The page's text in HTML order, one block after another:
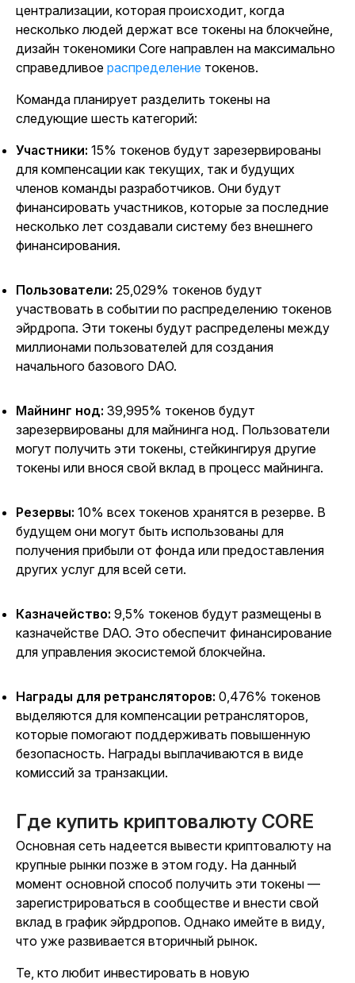
централизации, которая происходит, когда
несколько людей держат все токены на блокчейне,
дизайн токеномики Core направлен на максимально
справедливое распределение токенов.
Команда планирует разделить токены на
следующие шесть категорий:
Участники: 15% токенов будут зарезервированы
для компенсации как текущих, так и будущих
членов команды разработчиков. Они будут
финансировать участников, которые за последние
несколько лет создавали систему без внешнего
финансирования.
Пользователи: 25,029% токенов будут
участвовать в событии по распределению токенов
эйрдропа. Эти токены будут распределены между
миллионами пользователей для создания
начального базового DAO.
Майнинг нод: 39,995% токенов будут
зарезервированы для майнинга нод. Пользователи
могут получить эти токены, стейкингируя другие
токены или внося свой вклад в процесс майнинга.
Резервы: 10% всех токенов хранятся в резерве. В
будущем они могут быть использованы для
получения прибыли от фонда или предоставления
других услуг для всей сети.
Казначейство: 9,5% токенов будут размещены в
казначействе DAO. Это обеспечит финансирование
для управления экосистемой блокчейна.
Награды для ретрансляторов: 0,476% токенов
выделяются для компенсации ретрансляторов,
которые помогают поддерживать повышенную
безопасность. Награды выплачиваются в виде
комиссий за транзакции.
Где купить криптовалюту CORE
Основная сеть надеется вывести криптовалюту на
крупные рынки позже в этом году. На данный
момент основной способ получить эти токены —
зарегистрироваться в сообществе и внести свой
вклад в график эйрдропов. Однако имейте в виду,
что уже развивается вторичный рынок.
Те, кто любит инвестировать в новую